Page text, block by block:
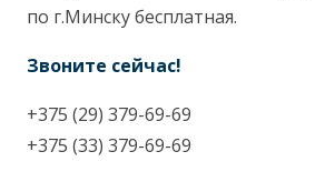
36H6SD
по г.Минску бесплатная.
Звоните сейчас!
+375 (29) 379-69-69
+375 (33) 379-69-69